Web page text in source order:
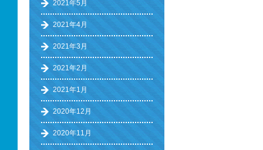
2021年5月
2021年4月
2021年3月
2021年2月
2021年1月
2020年12月
2020年11月